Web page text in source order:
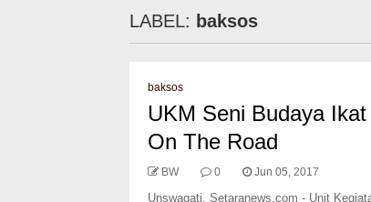
LABEL: baksos
baksos
UKM Seni Budaya
On The Road
BW 0 Jun 05, 2017
Unswagati, Setaranews.com - Unit